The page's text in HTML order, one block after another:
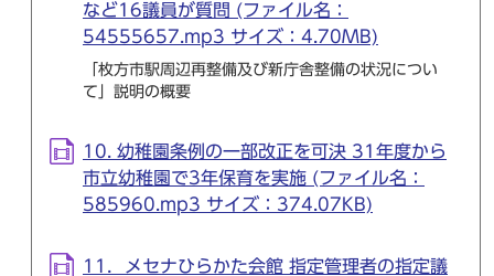
など16議員が質問 (ファイル名：
54555657.mp3 サイズ：4.70MB)
「枚方市駅周辺再整備及び新庁舎整備の状況につい
て」説明の概要
10. 幼稚園条例の一部改正を可決 31年度から
市立幼稚園で3年保育を実施 (ファイル名：
585960.mp3 サイズ：374.07KB)
11．メセナひらかた会館 指定管理者の指定議